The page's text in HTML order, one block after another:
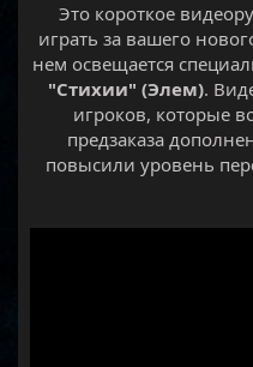
Это короткое
играть за вашего
нем освещается
"Стихии" (Элем).
игроков, которые
предзаказа
повысили уровень